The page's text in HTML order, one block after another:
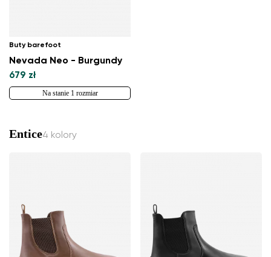
Buty barefoot
Nevada Neo - Burgundy
679 zł
Na stanie 1 rozmiar
Entice4 kolory